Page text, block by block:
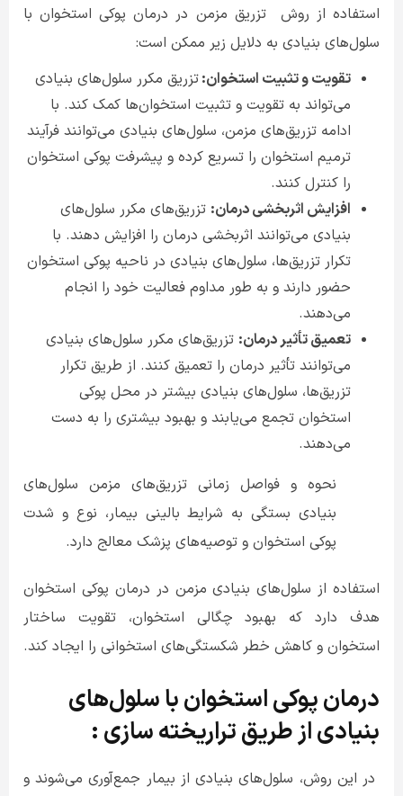
استفاده از روش تزریق مزمن در درمان پوکی استخوان با
سلول‌های بنیادی به دلایل زیر ممکن است:
تقویت و تثبیت استخوان:تزریق مکرر سلول‌های بنیادی
می‌تواند به تقویت و تثبیت استخوان‌ها کمک کند. با
ادامه تزریق‌های مزمن، سلول‌های بنیادی می‌توانند فرآیند
ترمیم استخوان را تسریع کرده و پیشرفت پوکی استخوان
را کنترل کنند.
افزایش اثربخشی درمان: تزریق‌های مکرر سلول‌های
بنیادی می‌توانند اثربخشی درمان را افزایش دهند. با
تکرار تزریق‌ها، سلول‌های بنیادی در ناحیه پوکی استخوان
حضور دارند و به طور مداوم فعالیت خود را انجام
می‌دهند.
تعمیق تأثیر درمان: تزریق‌های مکرر سلول‌های بنیادی
می‌توانند تأثیر درمان را تعمیق کنند. از طریق تکرار
تزریق‌ها، سلول‌های بنیادی بیشتر در محل پوکی
استخوان تجمع می‌یابند و بهبود بیشتری را به دست
می‌دهند.
نحوه و فواصل زمانی تزریق‌های مزمن سلول‌های
بنیادی بستگی به شرایط بالینی بیمار، نوع و شدت
پوکی استخوان و توصیه‌های پزشک معالج دارد.
استفاده از سلول‌های بنیادی مزمن در درمان پوکی استخوان
هدف دارد که بهبود چگالی استخوان، تقویت ساختار
استخوان و کاهش خطر شکستگی‌های استخوانی را ایجاد کند.
درمان پوکی استخوان با سلول‌های
بنیادی از طریق تراریخته سازی :
در این روش، سلول‌های بنیادی از بیمار جمع‌آوری می‌شوند و